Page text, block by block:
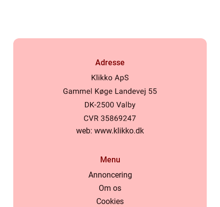
Adresse
web: www.klikko.dk
Menu
Annoncering
Om os
Cookies